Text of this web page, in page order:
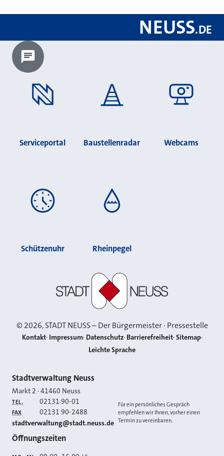
NEUSS.DE
Chatbot laden?
Serviceportal Baustellenradar Webcams
Schützenuhr Rheinpegel
©2026, STADT NEUSS – Der Bürgermeister · Pressestelle
Kontakt Impressum Datenschutz Barrierefreiheit Sitemap
Leichte Sprache
Kontakt
Stadtverwaltung Neuss
Markt 2 ·41460 Neuss
TEL. 02131 90-01
FAX 02131 90-2488
E-MAIL
stadtverwaltung@stadt.neuss.de
Für ein persönliches Gespräch
empfehlen wir Ihnen, vorher einen
Termin zu vereinbaren.
Öffnungszeiten